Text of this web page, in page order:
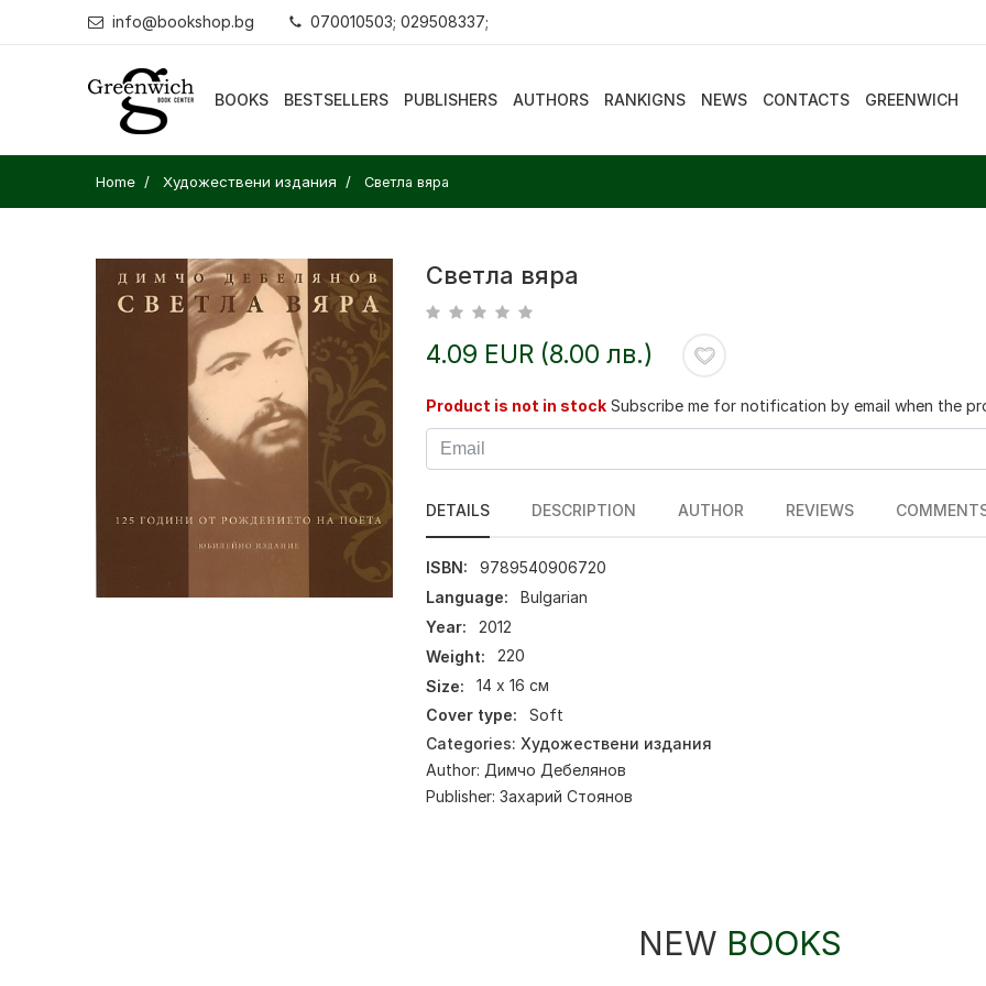
info@bookshop.bg 070010503; 029508337;
BOOKS BESTSELLERS PUBLISHERS AUTHORS RANKIGNS NEWS CONTACTS GREENWICH
Home Художествени издания Светла вяра
Светла вяра
4.09 EUR (8.00 лв.)
Product is not in stock Subscribe me for notification by email when the
DETAILS DESCRIPTION AUTHOR REVIEWS
ISBN:
9789540906720
Language:
Bulgarian
Year:
2012
Weight:
220
Size:
14 х 16 см
Cover type:
Soft
Categories: Художествени издания
Author: Димчо Дебелянов
Publisher: Захарий Стоянов
NEW BOOKS